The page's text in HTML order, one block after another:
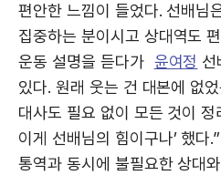
편안한 느낌이 들었다. 선배님
집중하는 분이시고 상대역도
운동 설명을 듣다가 윤여정 선
있다. 원래 웃는 건 대본에 없
대사도 필요 없이 모든 것이 정
이게 선배님의 힘이구나’ 했다
통역과 동시에 불필요한 상대